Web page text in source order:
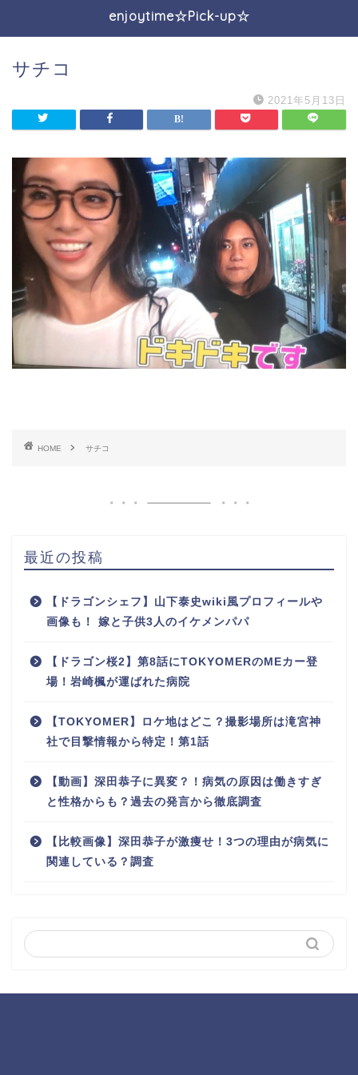
enjoytime☆Pick-up☆
サチコ
2021年5月13日
HOME サチコ
最近の投稿
【ドラゴンシェフ】山下泰史wiki風プロフィールや
画像も！ 嫁と子供3人のイケメンパパ
【ドラゴン桜2】第8話にTOKYOMERのMEカー登
場！岩崎楓が運ばれた病院
【TOKYOMER】ロケ地はどこ？撮影場所は滝宮神
社で目撃情報から特定！第1話
【動画】深田恭子に異変？！病気の原因は働きすぎ
と性格からも？過去の発言から徹底調査
【比較画像】深田恭子が激痩せ！3つの理由が病気に
関連している？調査